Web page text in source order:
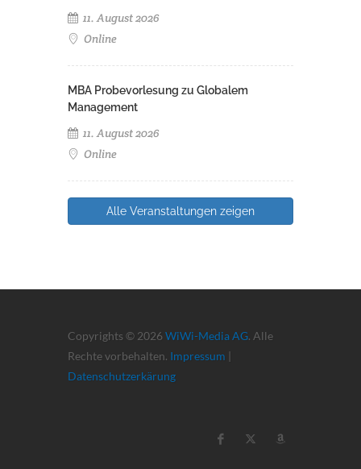
11. August 2026
Online
MBA Probevorlesung zu Globalem
Management
11. August 2026
Online
Alle Veranstaltungen zeigen
Copyrights © 2026 WiWi-Media AG. Alle
Rechte vorbehalten. Impressum |
Datenschutzerkärung